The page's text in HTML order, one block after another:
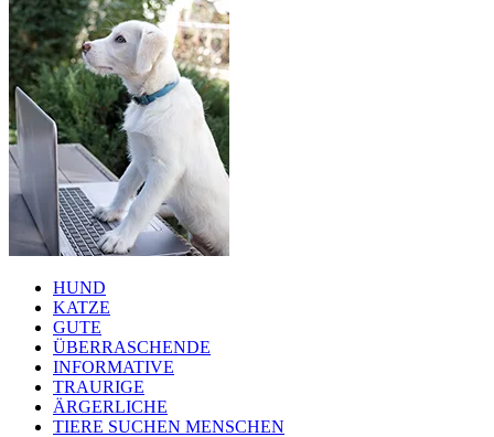
HUND
KATZE
GUTE
ÜBERRASCHENDE
INFORMATIVE
TRAURIGE
ÄRGERLICHE
TIERE SUCHEN MENSCHEN